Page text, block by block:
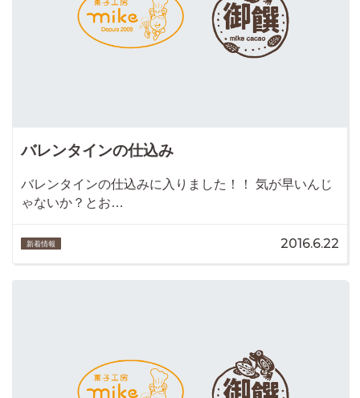
バレンタインの仕込み
バレンタインの仕込みに入りました！！ 気が早いんじ
ゃないか？とお…
新着情報 2016.6.22